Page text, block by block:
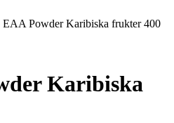
EAA Powder Karibiska frukter 400
Karibiska